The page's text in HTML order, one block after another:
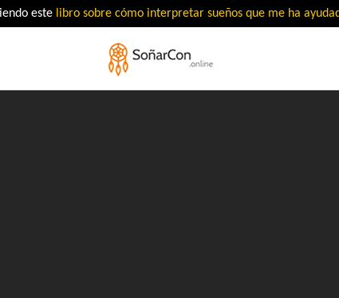
este libro sobre cómo interpretar sueños que me ha